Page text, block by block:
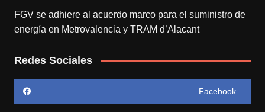
FGV se adhiere al acuerdo marco para el suministro de
energía en Metrovalencia y TRAM d’Alacant
Redes Sociales
Facebook